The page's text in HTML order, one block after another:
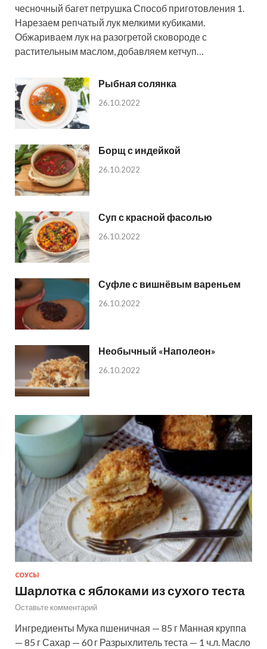
чесночный багет петрушка Способ приготовления 1.
Нарезаем репчатый лук мелкими кубиками.
Обжариваем лук на разогретой сковороде с
растительным маслом, добавляем кетчуп…
Рыбная солянка
26.10.2022
Борщ с индейкой
26.10.2022
Суп с красной фасолью
26.10.2022
Суфле с вишнёвым вареньем
26.10.2022
Необычный «Наполеон»
26.10.2022
СОУСЫ
Шарлотка с яблоками из сухого теста
Оставьте комментарий
Ингредиенты Мука пшеничная — 85 г Манная круппа
— 85 г Сахар — 60 г Разрыхлитель теста — 1 ч.л. Масло